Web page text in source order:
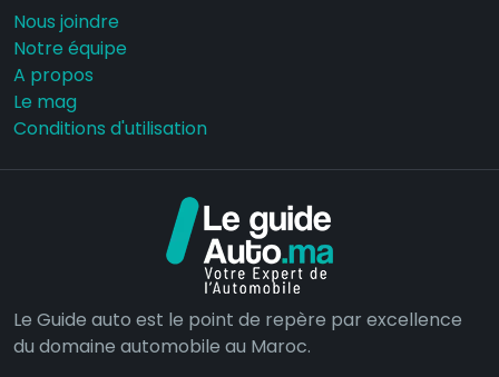
Nous joindre
Notre équipe
A propos
Le mag
Conditions d'utilisation
Le Guide auto est le point de repère par excellence
du domaine automobile au Maroc.